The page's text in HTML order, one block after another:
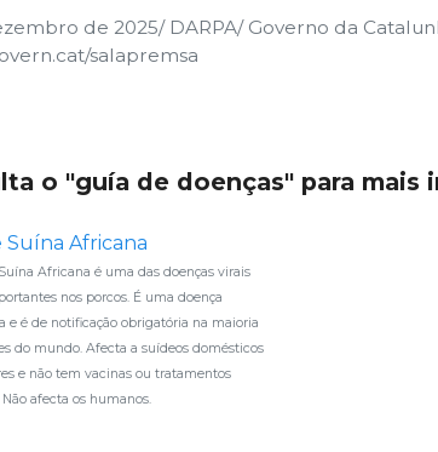
de 2025/ DARPA/ Governo da
salapremsa
o "guía de doenças" para mais
Suína Africana
Africana é uma das doenças virais
nos porcos. É uma doença
e é de notificação obrigatória na maioria
do mundo. Afecta a suídeos domésticos
e não tem vacinas ou tratamentos
Não afecta os humanos.